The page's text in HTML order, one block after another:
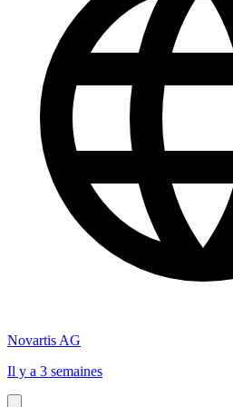
Novartis AG
Il y a 3 semaines